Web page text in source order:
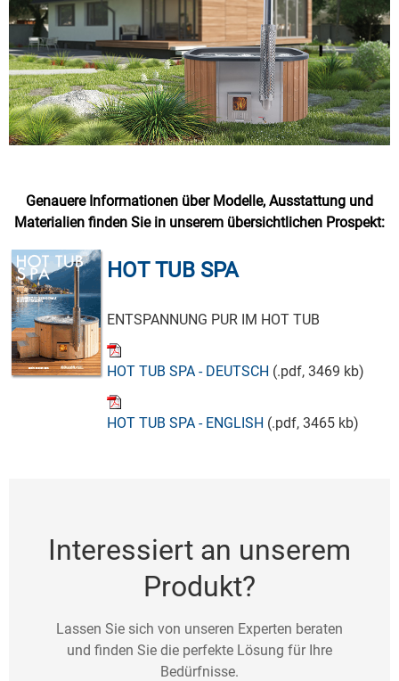
Genauere Informationen über Modelle, Ausstattung und
Materialien finden Sie in unserem übersichtlichen Prospekt:
HOT TUB SPA
ENTSPANNUNG PUR IM HOT TUB
HOT TUB SPA - DEUTSCH (.pdf, 3469 kb)
HOT TUB SPA - ENGLISH (.pdf, 3465 kb)
Interessiert an unserem
Produkt?
Lassen Sie sich von unseren Experten beraten
und finden Sie die perfekte Lösung für Ihre
Bedürfnisse.